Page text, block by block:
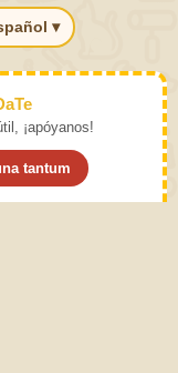
▾
¡apóyanos!
tantum